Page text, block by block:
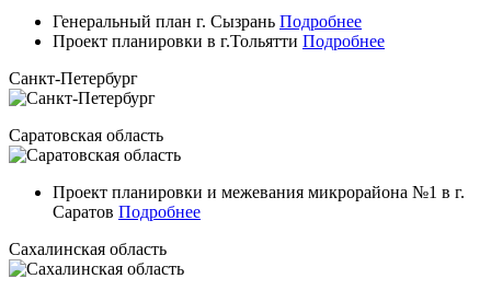
Генеральный план г. Сызрань Подробнее
Проект планировки в г.Тольятти Подробнее
Санкт-Петербург
Саратовская область
Проект планировки и межевания микрорайона №1 в г.
Саратов Подробнее
Сахалинская область